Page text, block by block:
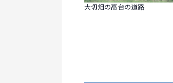
大切畑の高台の道路